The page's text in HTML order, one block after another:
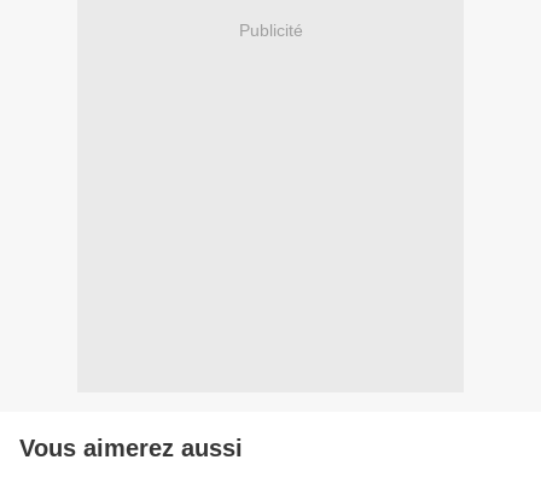
Publicité
Vous aimerez aussi